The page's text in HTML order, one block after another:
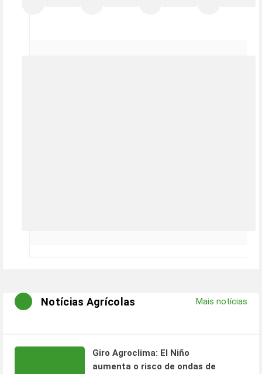
Notícias Agrícolas Mais notícias
Giro Agroclima: El Niño
aumenta o risco de ondas de